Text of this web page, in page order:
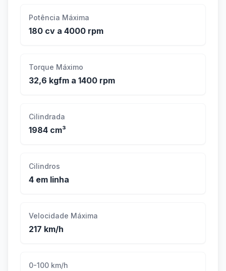
Potência Máxima
180 cv a 4000 rpm
Torque Máximo
32,6 kgfm a 1400 rpm
Cilindrada
1984 cm³
Cilindros
4 em linha
Velocidade Máxima
217 km/h
0-100 km/h